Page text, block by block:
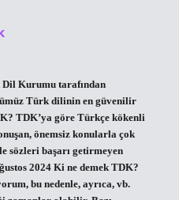
Kurumu tarafından
Türk dilinin en güvenilir
TDK’ya göre Türkçe kökenli
önemsiz konularla çok
sözleri başarı getirmeyen
2024 Ki ne demek TDK?
bu nedenle, ayrıca, vb.